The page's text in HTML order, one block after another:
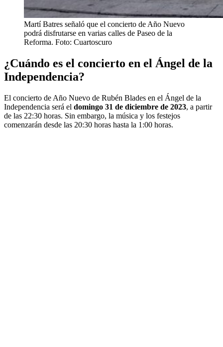
Martí Batres señaló que el concierto de Año Nuevo
podrá disfrutarse en varias calles de Paseo de la
Reforma. Foto: Cuartoscuro
¿Cuándo es el concierto en el Ángel de la
Independencia?
El concierto de Año Nuevo de Rubén Blades en el Ángel de la
Independencia será el domingo 31 de diciembre de 2023, a partir
de las 22:30 horas. Sin embargo, la música y los festejos
comenzarán desde las 20:30 horas hasta la 1:00 horas.